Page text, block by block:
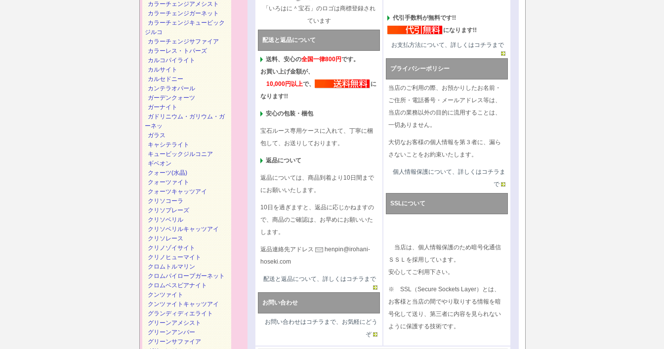
「いろはに＾宝石」のロゴは商標登録され
ています
配送と返品について
送料、安心の全国一律800円です。
お買い上げ金額が、
10,000円以上で、
に
なります!!
安心の包装・梱包
宝石ルース専用ケースに入れて、丁寧に梱
包して、お送りしております。
返品について
返品については、商品到着より10日間まで
にお願いいたします。
10日を過ぎますと、返品に応じかねますの
で、商品のご確認は、お早めにお願いいた
します。
返品連絡先アドレス
henpin@irohani-
hoseki.com
配送と返品について、詳しくはコチラまで
お問い合わせ
お問い合わせはコチラまで、お気軽にどう
ぞ
代引手数料が無料です!!
になります!!
お支払方法について、詳しくはコチラまで
プライバシーポリシー
当店のご利用の際、お預かりしたお名前・
ご住所・電話番号・メールアドレス等は、
当店の業務以外の目的に流用することは、
一切ありません。
大切なお客様の個人情報を第３者に、漏ら
さないことをお約束いたします。
個人情報保護について、詳しくはコチラま
で
SSLについて
当店は、個人情報保護のため暗号化通信
ＳＳＬを採用しています。
安心してご利用下さい。
※ SSL（Secure Sockets Layer）とは、
お客様と当店の間でやり取りする情報を暗
号化して送り、第三者に内容を見られない
ように保護する技術です。
カラーチェンジアメシスト
カラーチェンジガーネット
カラーチェンジキュービック
ジルコ
カラーチェンジサファイア
カラーレス・トパーズ
カルコパイライト
カルサイト
カルセドニー
カンテラオパール
ガーデンクォーツ
ガーナイト
ガドリニウム・ガリウム・ガ
ーネッ
ガラス
キャシテライト
キュービックジルコニア
ギベオン
クォーツ(水晶)
クォーツァイト
クォーツキャッツアイ
クリソコーラ
クリソプレーズ
クリソベリル
クリソベリルキャッツアイ
クリソレース
クリノゾイサイト
クリノヒューマイト
クロムトルマリン
クロムパイロープガーネット
クロムベスビアナイト
クンツァイト
クンツァイトキャッツアイ
グランディディエライト
グリーンアメシスト
グリーンアンバー
グリーンサファイア